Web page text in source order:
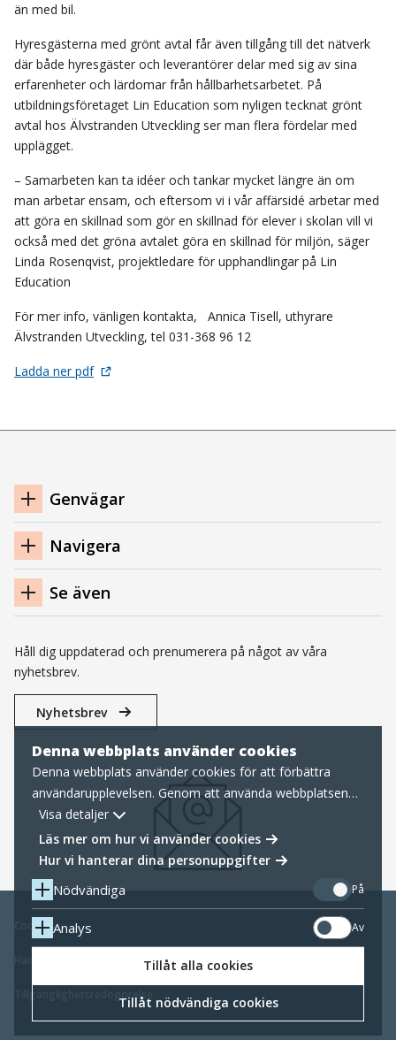
Denna webbplats använder cookies
Denna webbplats använder cookies för att förbättra
användarupplevelsen. Genom att använda webbplatsen
samtycker du till nödvändiga cookies, läs mer nedan om
hur vi hanterar cookies samt personuppgifter.
Visa detaljer
Läs mer om hur vi använder cookies
Hur vi hanterar dina personuppgifter
Nödvändiga På
Analys Av
Tillåt alla cookies
Tillåt nödvändiga cookies
än med bil.
Hyresgästerna med grönt avtal får även tillgång till det nätverk
där både hyresgäster och leverantörer delar med sig av sina
erfarenheter och lärdomar från hållbarhetsarbetet. På
utbildningsföretaget Lin Education som nyligen tecknat grönt
avtal hos Älvstranden Utveckling ser man flera fördelar med
upplägget.
– Samarbeten kan ta idéer och tankar mycket längre än om
man arbetar ensam, och eftersom vi i vår affärsidé arbetar med
att göra en skillnad som gör en skillnad för elever i skolan vill vi
också med det gröna avtalet göra en skillnad för miljön, säger
Linda Rosenqvist, projektledare för upphandlingar på Lin
Education
För mer info, vänligen kontakta, Annica Tisell, uthyrare
Älvstranden Utveckling, tel 031-368 96 12
Ladda ner pdf
Navigation
sidfot
Genvägar
Navigera
Se även
Håll dig uppdaterad och prenumerera på något av våra
nyhetsbrev.
Nyhetsbrev
Cookies
Hantering av personuppgifter
Tillgänglighetsredogörelse